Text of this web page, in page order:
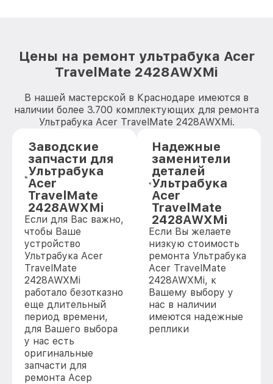
Цены на ремонт ультрабука Acer
TravelMate 2428AWXMi
В нашей мастерской в Краснодаре имеются в
наличии более 3.700 комплектующих для ремонта
Ультрабука Acer TravelMate 2428AWXMi.
Заводские
запчасти для
Ультрабука
Acer
TravelMate
2428AWXMi
Если для Вас важно,
чтобы Ваше
устройство
Ультрабука Acer
TravelMate
2428AWXMi
работало безотказно
еще длительный
период времени,
для Вашего выбора
у нас есть
оригинальные
запчасти для
ремонта Асер
Надежные
заменители
деталей
Ультрабука
Acer
TravelMate
2428AWXMi
Если Вы желаете
низкую стоимость
ремонта Ультрабука
Acer TravelMate
2428AWXMi, к
Вашему выбору у
нас в наличии
имеются надежные
реплики